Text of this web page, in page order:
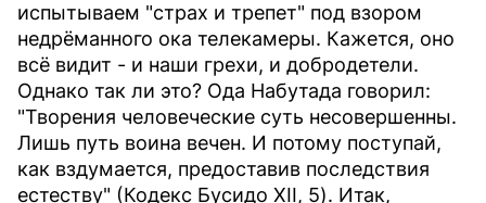
испытываем "страх и трепет" под взором
недрёманного ока телекамеры. Кажется, оно
всё видит - и наши грехи, и добродетели.
Однако так ли это? Ода Набутада говорил:
"Творения человеческие суть несовершенны.
Лишь путь воина вечен. И потому поступай,
как вздумается, предоставив последствия
естеству" (Кодекс Бусидо XII, 5). Итак,